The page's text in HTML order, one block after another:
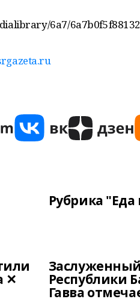
6a7/
Рубрика
✕ Республики
Гавва